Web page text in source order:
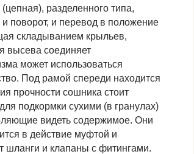
разделенного типа,
поворот, и перевод в положение
складыванием крыльев,
высева соединяет
может использоваться
Под рамой спереди находится
прочности сошника стоит
подкормки сухими (в гранулах)
видеть содержимое. Они
в действие муфтой и
и клапаны с фитингами.